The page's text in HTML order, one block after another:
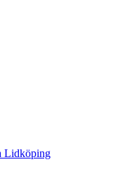
Lidköping